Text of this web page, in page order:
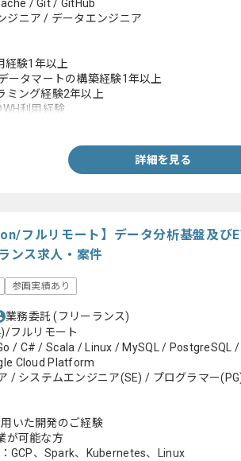
/ Git / GitHub
ジニア / データエンジニア
経験1年以上
ータマートの構築経験1年以上
ミング経験2年以上
利用経験
のチケット管理での開発経験詳細を見る
フルリモート】データ分析基盤及び
ンス求人・案件
参画実績あり
業務委託(フリーランス)
フルリモート
/ C# / Scala / Linux / MySQL / PostgreSQL
Cloud Platform
/ システムエンジニア(SE) / プログラマー
いた開発のご経験
が可能な方
GCP、Spark、Kubernetes、Linux